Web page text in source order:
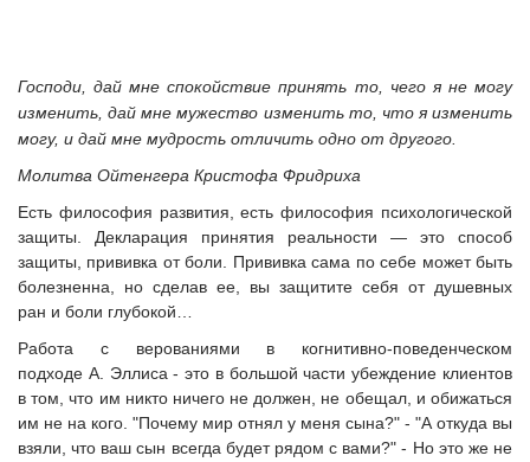
Господи, дай мне спокойствие принять то, чего я не могу
изменить,дай мне мужество изменить то, что я изменить
могу, и дай мне мудрость отличить одно от другого.
Молитва Ойтенгера Кристофа Фридриха
Есть философия развития, есть философия психологической
защиты. Декларация принятия реальности — это способ
защиты, прививка от боли. Прививка сама по себе может быть
болезненна, но сделав ее, вы защитите себя от душевных
ран и боли глубокой…
Работа с верованиями в когнитивно-поведенческом
подходе А. Эллиса - это в большой части убеждение клиентов
в том, что им никто ничего не должен, не обещал, и обижаться
им не на кого. "Почему мир отнял у меня сына?" - "А откуда вы
взяли, что ваш сын всегда будет рядом с вами?" - Но это же не